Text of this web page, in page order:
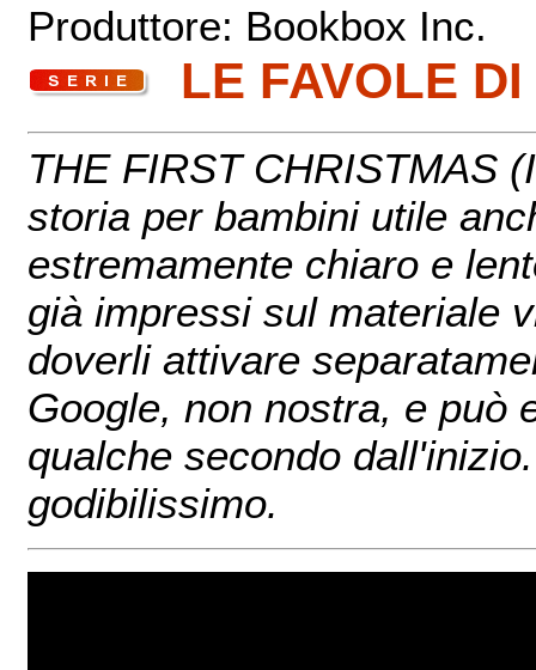
Produttore: Bookbox Inc.
LE FAVOLE
THE FIRST CHRISTMAS
storia per bambini utile
estremamente chiaro e
già impressi sul materiale
doverli attivare
Google, non nostra, e può
qualche secondo
godibilissimo.